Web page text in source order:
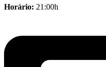
Horário: 21:00h